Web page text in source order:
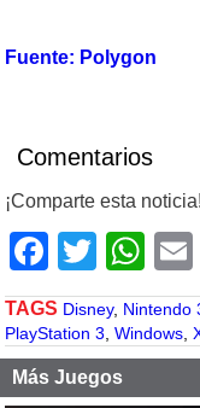
Fuente: Polygon
Comentarios
¡Comparte esta noticia!
Facebook
Twitter
TAGS Disney, Nintendo
PlayStation 3 Windows
Más Juegos